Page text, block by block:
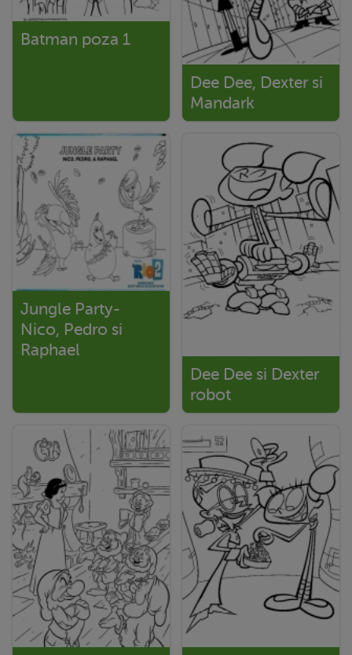
Batman poza 1
Dee Dee, Dexter si
Mandark
Jungle Party-
Nico, Pedro si
Raphael
Dee Dee si Dexter
robot